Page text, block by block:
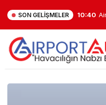
SON GELIŞMELER 10:40